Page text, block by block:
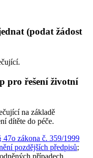
(podat žádost
pro řešení životní
na základě
dítěte do péče.
47o zákona č. 359/1999
pozdějších předpisů;
případech